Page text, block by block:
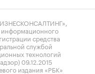
информационного
средства
службой
технологий
09.12.2015
издания «РБК»